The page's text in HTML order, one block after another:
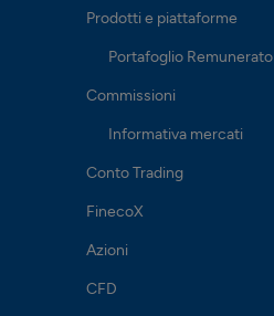
Prodotti e piattaforme
Portafoglio Remunerato
Commissioni
Informativa mercati
Conto Trading
FinecoX
Azioni
CFD